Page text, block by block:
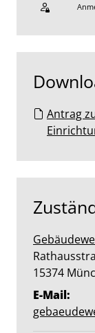
Antrag
Straße:
PLZ:
15374 Ort:
E-Mail: